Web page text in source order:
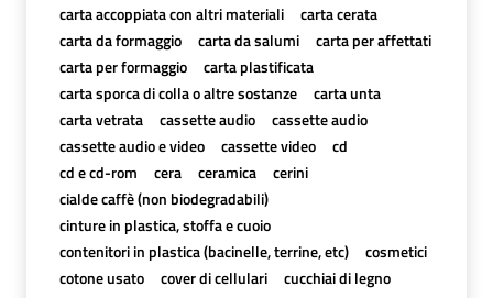
carta accoppiata con altri materiali
carta cerata
carta da formaggio
carta da salumi
carta per affettati
carta per formaggio
carta plastificata
carta sporca di colla o altre sostanze
carta unta
carta vetrata
cassette audio
cassette audio
cassette audio e video
cassette video
cd
cd e cd-rom
cera ceramica
cerini
cialde caffè (non biodegradabili)
cinture in plastica, stoffa e cuoio
contenitori in plastica (bacinelle, terrine, etc)
cosmetici
cotone usato
cover di cellulari
cucchiai di legno